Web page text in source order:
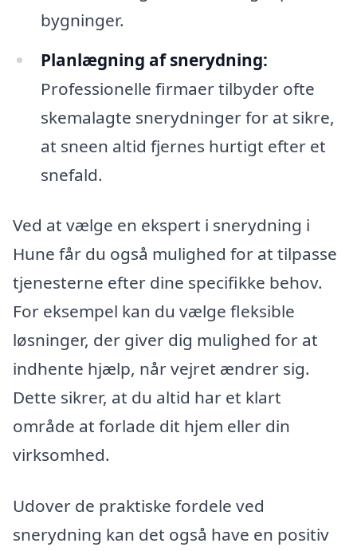
bygninger.
Planlægning af snerydning:
Professionelle firmaer tilbyder ofte
skemalagte snerydninger for at sikre,
at sneen altid fjernes hurtigt efter et
snefald.
Ved at vælge en ekspert i snerydning i
Hune får du også mulighed for at tilpasse
tjenesterne efter dine specifikke behov.
For eksempel kan du vælge fleksible
løsninger, der giver dig mulighed for at
indhente hjælp, når vejret ændrer sig.
Dette sikrer, at du altid har et klart
område at forlade dit hjem eller din
virksomhed.
Udover de praktiske fordele ved
snerydning kan det også have en positiv